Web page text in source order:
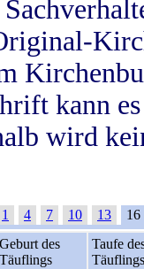
kann
wird
1 4 7 10 13
16
Geburt des
Täuflings
Taufe
Täuflings